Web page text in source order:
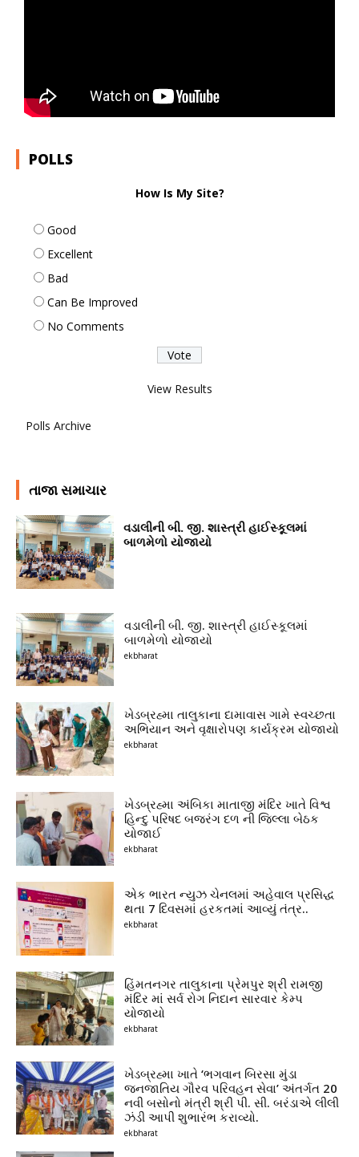
POLLS
How Is My Site?
Good
Excellent
Bad
Can Be Improved
No Comments
View Results
Polls Archive
તાજા સમાચાર
વડાલીની બી. જી. શાસ્ત્રી હાઈસ્કૂલમાં
બાળમેળો યોજાયો
વડાલીની બી. જી. શાસ્ત્રી હાઈસ્કૂલમાં
બાળમેળો યોજાયો
ekbharat
ખેડબ્રહ્મા તાલુકાના દામાવાસ ગામે સ્વચ્છતા
અભિયાન અને વૃક્ષારોપણ કાર્યક્રમ યોજાયો
ekbharat
ખેડબ્રહ્મા અંબિકા માતાજી મંદિર ખાતે વિશ્વ
હિન્દુ પરિષદ બજરંગ દળ ની જિલ્લા બેઠક
યોજાઈ
ekbharat
એક ભારત ન્યુઝ ચેનલમાં અહેવાલ પ્રસિદ્ધ
થતા 7 દિવસમાં હરકતમાં આવ્યું તંત્ર..
ekbharat
હિંમતનગર તાલુકાના પ્રેમપુર શ્રી રામજી
મંદિર માં સર્વ રોગ નિદાન સારવાર કેમ્પ
યોજાયો
ekbharat
ખેડબ્રહ્મા ખાતે ‘ભગવાન બિરસા મુંડા
જનજાતિય ગૌરવ પરિવહન સેવા’ અંતર્ગત 20
નવી બસોનો મંત્રી શ્રી પી. સી. બરંડાએ લીલી
ઝંડી આપી શુભારંભ કરાવ્યો.
ekbharat